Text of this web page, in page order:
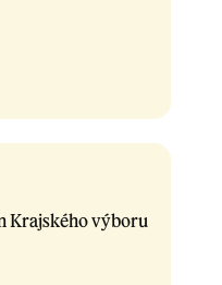
Krajského výboru